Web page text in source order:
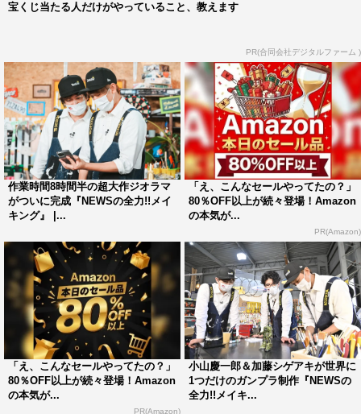
宝くじ当たる人だけがやっていること、教えます
PR(合同会社デジタルファーム )
作業時間8時間半の超大作ジオラマ
がついに完成『NEWSの全力!!メイ
キング』 |...
「え、こんなセールやってたの？」
80％OFF以上が続々登場！Amazon
の本気が...
PR(Amazon)
「え、こんなセールやってたの？」
80％OFF以上が続々登場！Amazon
の本気が...
PR(Amazon)
小山慶一郎＆加藤シゲアキが世界に
1つだけのガンプラ制作『NEWSの
全力!!メイキ...